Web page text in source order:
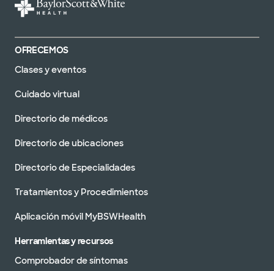
OFRECEMOS
Clases y eventos
Cuidado virtual
Directorio de médicos
Directorio de ubicaciones
Directorio de Especialidades
Tratamientos y Procedimientos
Aplicación móvil MyBSWHealth
Herramientas y recursos
Comprobador de síntomas